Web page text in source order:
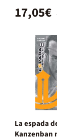
17,05€
La espada
Kanzenban